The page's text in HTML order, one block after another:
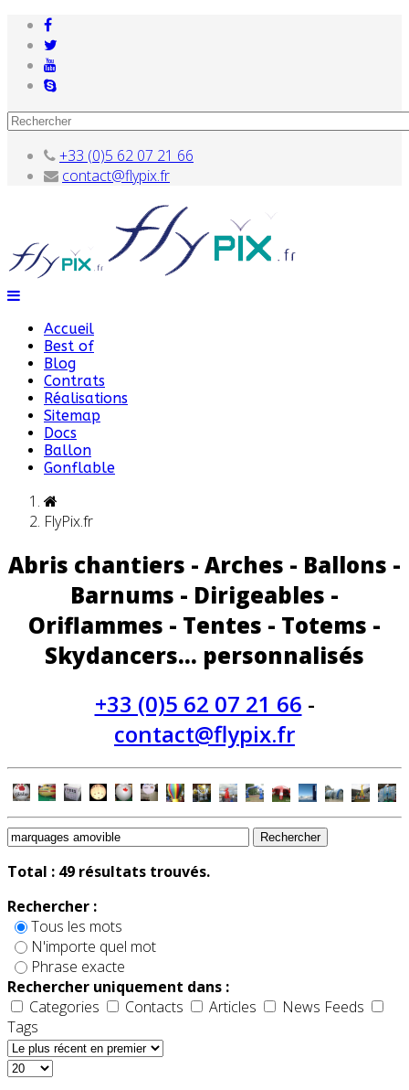
+33 (0)5 62 07 21 66
contact@flypix.fr
Accueil
Best of
Blog
Contrats
Réalisations
Sitemap
Docs
Ballon
Gonflable
FlyPix.fr
Abris chantiers - Arches - Ballons -
Barnums - Dirigeables -
Oriflammes - Tentes - Totems -
Skydancers... personnalisés
+33 (0)5 62 07 21 66 -
contact@flypix.fr
Rechercher
Total : 49 résultats trouvés.
Rechercher :
Tous les mots
N'importe quel mot
Phrase exacte
Rechercher uniquement dans :
Categories
Contacts Articles
News Feeds
Tags